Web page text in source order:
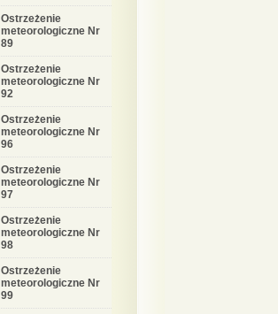
Ostrzeżenie
meteorologiczne Nr
89
Ostrzeżenie
meteorologiczne Nr
92
Ostrzeżenie
meteorologiczne Nr
96
Ostrzeżenie
meteorologiczne Nr
97
Ostrzeżenie
meteorologiczne Nr
98
Ostrzeżenie
meteorologiczne Nr
99